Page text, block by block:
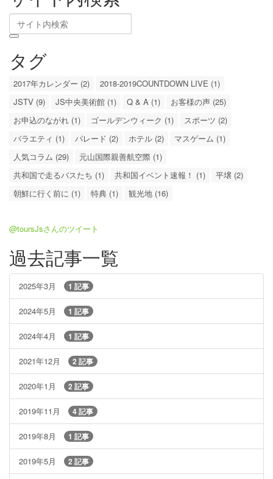
タグ
2017年カレンダー (2)
2018-2019COUNTDOWN LIVE (1)
JSTV (9)
JS中央美術館 (1) Q & A (1)
お客様の声 (25)
お申込のながれ (1)
ゴールデンウィーク (1)
スポーツ (2)
バラエティ (1)
パレード (2) ホテル (2)
マスゲーム (1)
人気コラム (29)
元山国際親善航空際 (1)
共和国で走るバスたち (1)
共和国イベント速報！ (1)
平壌 (2)
朝鮮に行く前に (1)
特典 (1) 観光地 (16)
@toursJsさんのツイート
過去記事一覧
2025年3月 1 記事
2024年5月 1 記事
2024年4月 1 記事
2021年12月 2 記事
2020年1月 2 記事
2019年11月 4 記事
2019年8月 1 記事
2019年5月 2 記事